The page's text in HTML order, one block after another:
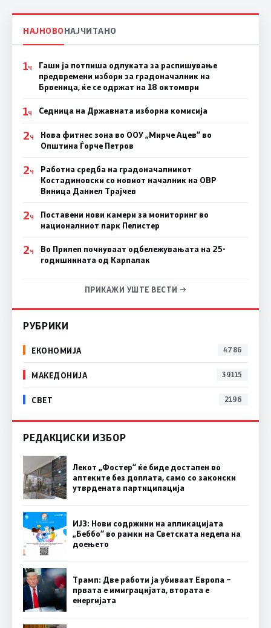
НАЈНОВОНАЈЧИТАНО
1Ч
Гаши ја потпиша одлуката за распишување
предвремени избори за градоначалник на
Брвеница, ќе се одржат на 18 октомври
1Ч Седница на Државната изборна комисија
2Ч
Нова фитнес зона во ООУ „Мирче Ацев“ во
Општина Ѓорче Петров
2Ч
Работна средба на градоначалникот
Костадиновски со новиот началник на ОВР
Виница Даниел Трајчев
2Ч
Поставени нови камери за мониторинг во
националниот парк Пелистер
2Ч
Во Прилеп почнуваат одбележувањата на 25-
годишнината од Карпалак
ПРИКАЖИ УШТЕ ВЕСТИ →
РУБРИКИ
ЕКОНОМИЈА 4786
МАКЕДОНИЈА 39115
СВЕТ 2196
РЕДАКЦИСКИ ИЗБОР
Лекот „Фостер“ ќе биде достапен во
аптеките без доплата, само со законски
утврдената партиципација
ИЈЗ: Нови содржини на апликацијата
„Беббо“ во рамки на Светската недела на
доењето
Трамп: Две работи ја убиваат Европа –
првата е имиграцијата, втората е
енергијата